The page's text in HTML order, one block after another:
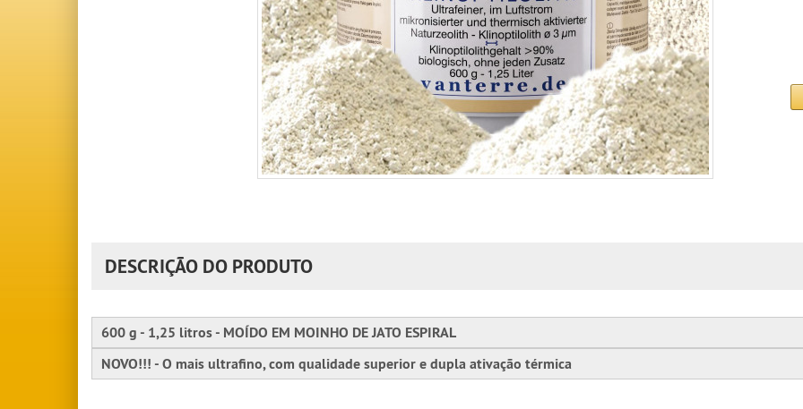
DESCRIÇÃO DO PRODUTO
600 g - 1,25 litros - MOÍDO EM MOINHO DE JATO ESPIRAL
NOVO!!! - O mais ultrafino, com qualidade superior e dupla ativação térmica